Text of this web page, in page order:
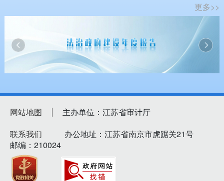
更多>>
网站地图
主办单位：江苏省审计厅
联系我们
办公地址：江苏省南京市虎踞关21号
邮编：210024